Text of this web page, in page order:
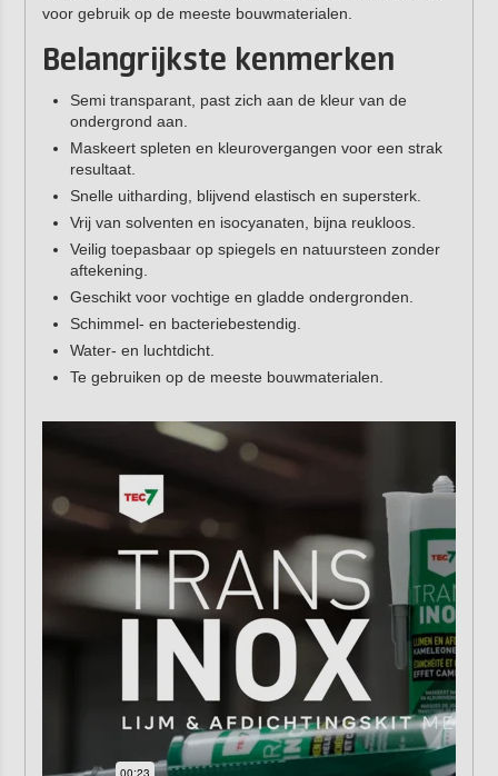
voor gebruik op de meeste bouwmaterialen.
Belangrijkste kenmerken
Semi transparant, past zich aan de kleur van de
ondergrond aan.
Maskeert spleten en kleurovergangen voor een strak
resultaat.
Snelle uitharding, blijvend elastisch en supersterk.
Vrij van solventen en isocyanaten, bijna reukloos.
Veilig toepasbaar op spiegels en natuursteen zonder
aftekening.
Geschikt voor vochtige en gladde ondergronden.
Schimmel- en bacteriebestendig.
Water- en luchtdicht.
Te gebruiken op de meeste bouwmaterialen.